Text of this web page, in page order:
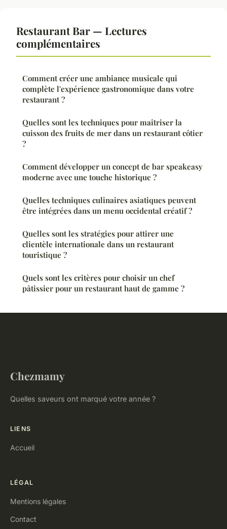
Restaurant Bar — Lectures
complémentaires
Comment créer une ambiance musicale qui
complète l'expérience gastronomique dans votre
restaurant ?
Quelles sont les techniques pour maîtriser la
cuisson des fruits de mer dans un restaurant côtier
?
Comment développer un concept de bar speakeasy
moderne avec une touche historique ?
Quelles techniques culinaires asiatiques peuvent
être intégrées dans un menu occidental créatif ?
Quelles sont les stratégies pour attirer une
clientèle internationale dans un restaurant
touristique ?
Quels sont les critères pour choisir un chef
pâtissier pour un restaurant haut de gamme ?
Chezmamy
Quelles saveurs ont marqué votre année ?
LIENS
Accueil
LÉGAL
Mentions légales
Contact